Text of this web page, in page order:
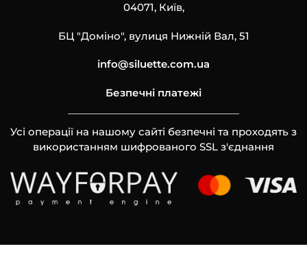
04071, Київ,
БЦ "Доміно", вулиця Нижній Вал, 51
info@siluette.com.ua
Безпечні платежі
Усі операції на нашому сайті безпечні та проходять з
використанням шифрованого SSL з'єднання